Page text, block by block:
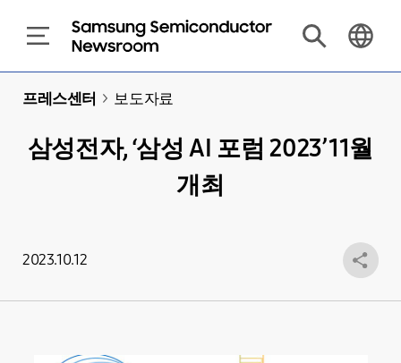
프레스센터 > 보도자료
삼성전자, ‘삼성 AI 포럼 2023’ 11월
개최
2023.10.12